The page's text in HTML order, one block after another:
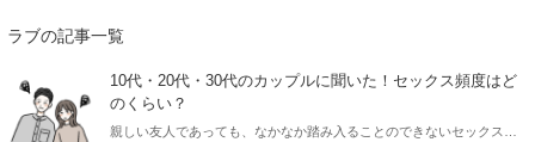
ラブの記事一覧
10代・20代・30代のカップルに聞いた！セックス頻度はど
のくらい？
親しい友人であっても、なかなか踏み入ることのできないセックスの